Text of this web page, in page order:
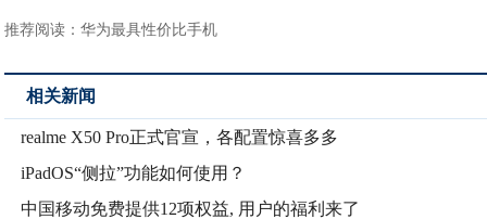
推荐阅读：华为最具性价比手机
相关新闻
realme X50 Pro正式官宣，各配置惊喜多多
iPadOS“侧拉”功能如何使用？
中国移动免费提供12项权益, 用户的福利来了